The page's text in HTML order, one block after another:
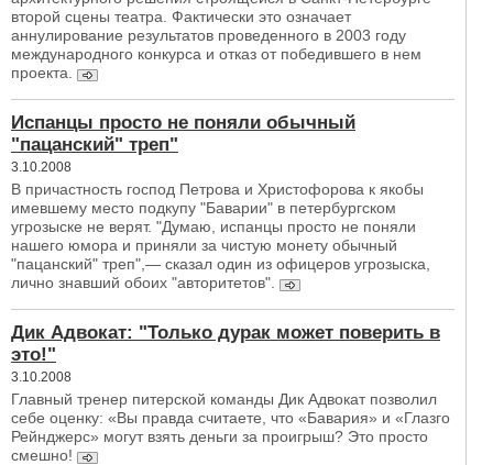
второй сцены театра. Фактически это означает
аннулирование результатов проведенного в 2003 году
международного конкурса и отказ от победившего в нем
проекта.
Испанцы просто не поняли обычный
"пацанский" треп"
3.10.2008
В причастность господ Петрова и Христофорова к якобы
имевшему место подкупу "Баварии" в петербургском
угрозыске не верят. "Думаю, испанцы просто не поняли
нашего юмора и приняли за чистую монету обычный
"пацанский" треп",— сказал один из офицеров угрозыска,
лично знавший обоих "авторитетов".
Дик Адвокат: "Только дурак может поверить в
это!"
3.10.2008
Главный тренер питерской команды Дик Адвокат позволил
себе оценку: «Вы правда считаете, что «Бавария» и «Глазго
Рейнджерс» могут взять деньги за проигрыш? Это просто
смешно!